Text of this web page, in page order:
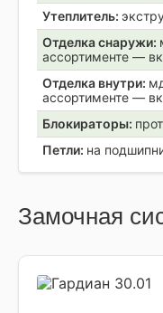
Утеплитель:
Отделка снаружи:
ассортименте —
Отделка внутри:
ассортименте —
Блокираторы:
Петли: на
Замочная